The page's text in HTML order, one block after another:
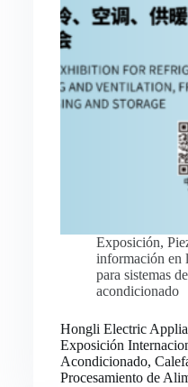
Exposición,
información en
para sistemas
acondicionado
Hongli Electric
Exposición
Acondicionado,
Procesamiento de